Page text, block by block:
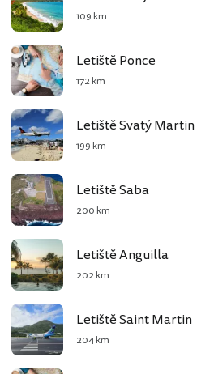
109 km
Letiště Ponce
172 km
Letiště Svatý Martin
199 km
Letiště Saba
200 km
Letiště Anguilla
202 km
Letiště Saint Martin
204 km